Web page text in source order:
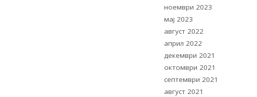
ноември 2023
мај 2023
август 2022
април 2022
декември 2021
октомври 2021
септември 2021
август 2021